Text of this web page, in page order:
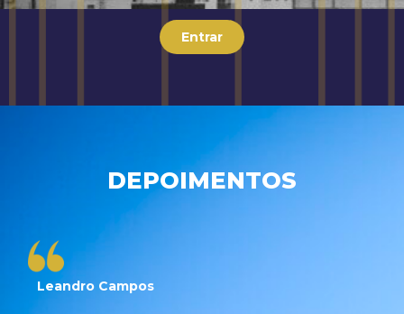
Entrar
DEPOIMENTOS
Leandro Campos